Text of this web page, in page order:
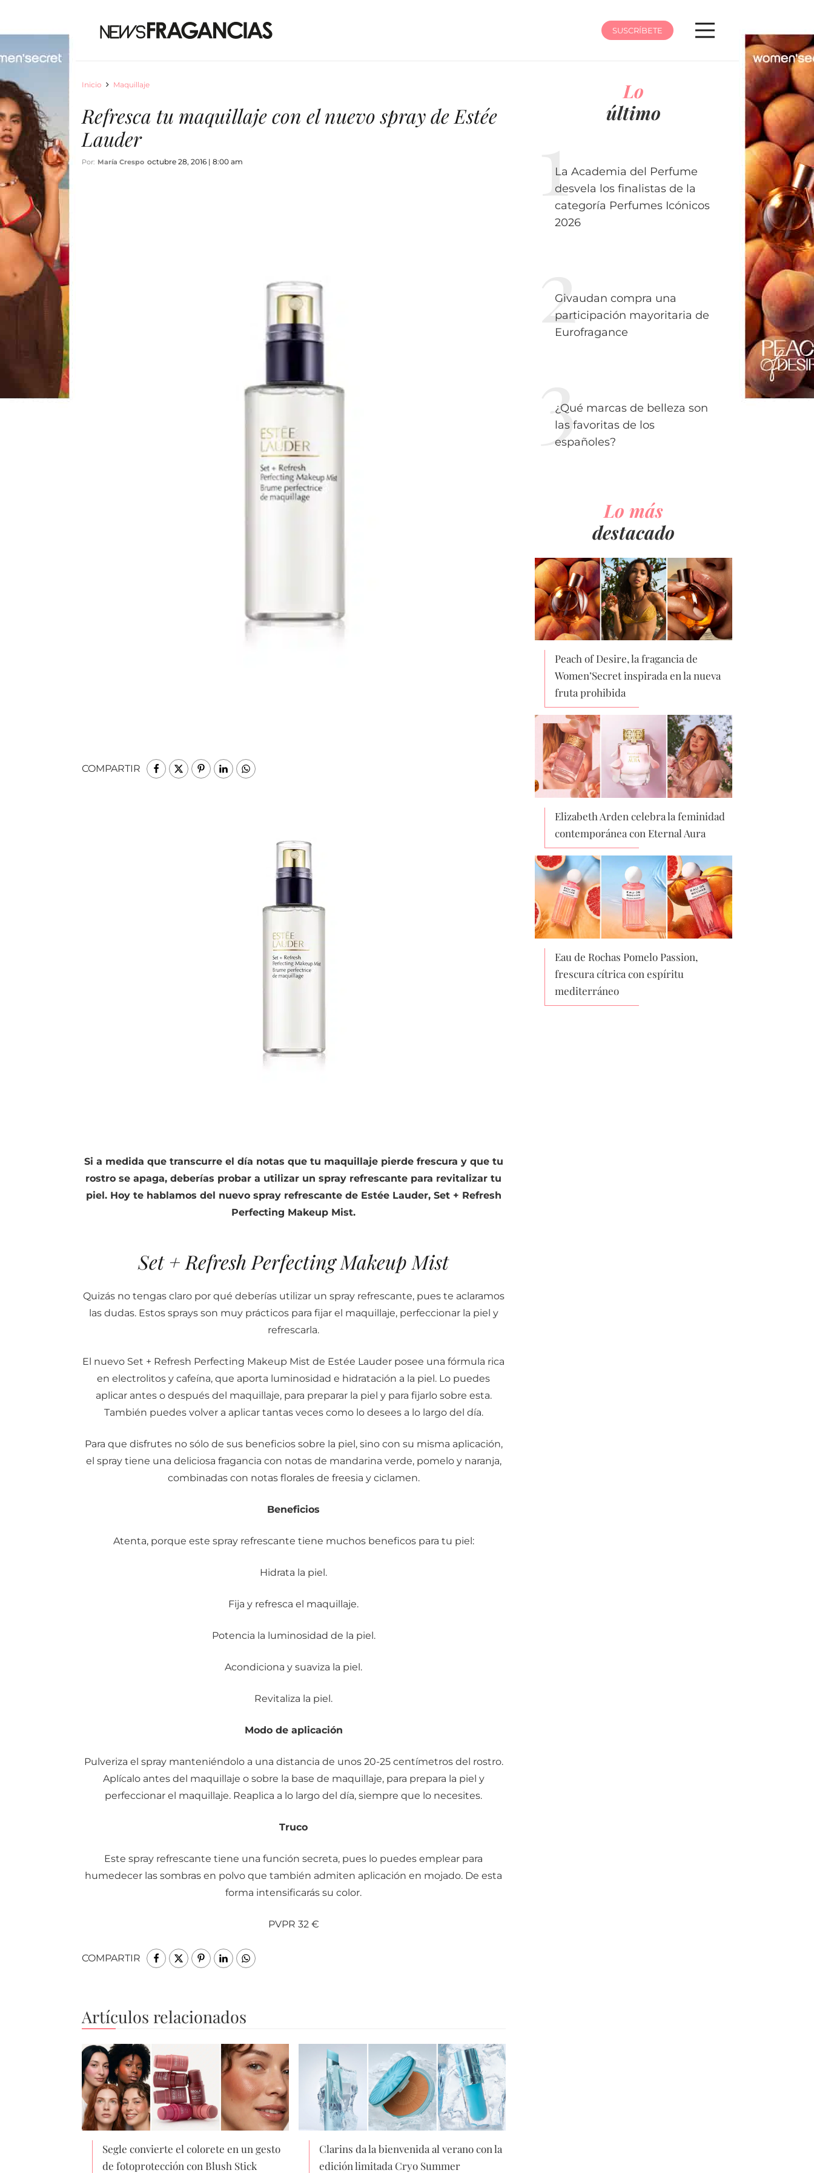
SUSCRÍBETE
Inicio Maquillaje
Refresca tu maquillaje con el nuevo spray de Estée
Lauder
Por: María Crespo octubre 28, 2016 | 8:00 am
COMPARTIR
Si a medida que transcurre el día notas que tu maquillaje pierde frescura y que tu
rostro se apaga, deberías probar a utilizar un spray refrescante para revitalizar tu
piel. Hoy te hablamos del nuevo spray refrescante de Estée Lauder, Set + Refresh
Perfecting Makeup Mist.
Set + Refresh Perfecting Makeup Mist
Quizás no tengas claro por qué deberías utilizar un spray refrescante, pues te aclaramos
las dudas. Estos sprays son muy prácticos para fijar el maquillaje, perfeccionar la piel y
refrescarla.
El nuevo Set + Refresh Perfecting Makeup Mist de Estée Lauder posee una fórmula rica
en electrolitos y cafeína, que aporta luminosidad e hidratación a la piel. Lo puedes
aplicar antes o después del maquillaje, para preparar la piel y para fijarlo sobre esta.
También puedes volver a aplicar tantas veces como lo desees a lo largo del día.
Para que disfrutes no sólo de sus beneficios sobre la piel, sino con su misma aplicación,
el spray tiene una deliciosa fragancia con notas de mandarina verde, pomelo y naranja,
combinadas con notas florales de freesia y ciclamen.
Beneficios
Atenta, porque este spray refrescante tiene muchos beneficos para tu piel:
Hidrata la piel.
Fija y refresca el maquillaje.
Potencia la luminosidad de la piel.
Acondiciona y suaviza la piel.
Revitaliza la piel.
Modo de aplicación
Pulveriza el spray manteniéndolo a una distancia de unos 20-25 centímetros del rostro.
Aplícalo antes del maquillaje o sobre la base de maquillaje, para prepara la piel y
perfeccionar el maquillaje. Reaplica a lo largo del día, siempre que lo necesites.
Truco
Este spray refrescante tiene una función secreta, pues lo puedes emplear para
humedecer las sombras en polvo que también admiten aplicación en mojado. De esta
forma intensificarás su color.
PVPR 32 €
COMPARTIR
Artículos relacionados
Segle convierte el colorete en un gesto
de fotoprotección con Blush Stick
Clarins da la bienvenida al verano con la
edición limitada Cryo Summer
Lo
último
La Academia del Perfume
desvela los finalistas de la
categoría Perfumes Icónicos
2026
Givaudan compra una
participación mayoritaria de
Eurofragance
¿Qué marcas de belleza son
las favoritas de los
españoles?
Lo más
destacado
Peach of Desire, la fragancia de
Women’Secret inspirada en la nueva
fruta prohibida
Elizabeth Arden celebra la feminidad
contemporánea con Eternal Aura
Eau de Rochas Pomelo Passion,
frescura cítrica con espíritu
mediterráneo